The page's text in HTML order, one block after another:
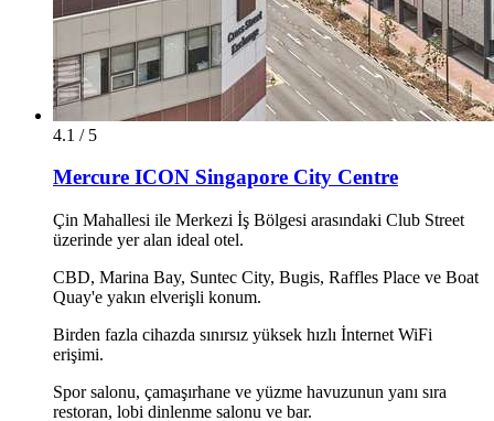
4.1 / 5
Mercure ICON Singapore City Centre
Çin Mahallesi ile Merkezi İş Bölgesi arasındaki Club Street
üzerinde yer alan ideal otel.
CBD, Marina Bay, Suntec City, Bugis, Raffles Place ve Boat
Quay'e yakın elverişli konum.
Birden fazla cihazda sınırsız yüksek hızlı İnternet WiFi
erişimi.
Spor salonu, çamaşırhane ve yüzme havuzunun yanı sıra
restoran, lobi dinlenme salonu ve bar.